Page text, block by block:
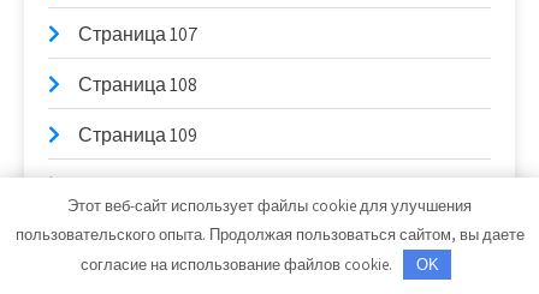
Страница 107
Страница 108
Страница 109
Страница 11
Страница 110
Этот веб-сайт использует файлы cookie для улучшения
пользовательского опыта. Продолжая пользоваться сайтом, вы даете
согласие на использование файлов cookie.
OK